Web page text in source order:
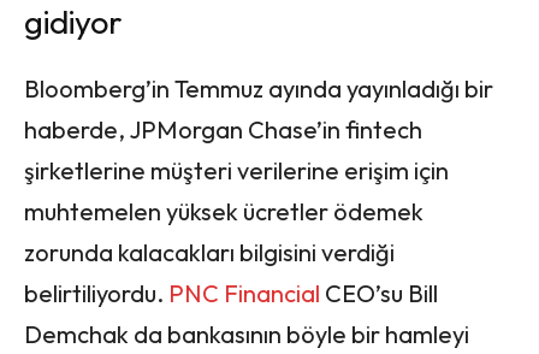
gidiyor
Bloomberg’in Temmuz ayında yayınladığı bir
haberde, JPMorgan Chase’in fintech
şirketlerine müşteri verilerine erişim için
muhtemelen yüksek ücretler ödemek
zorunda kalacakları bilgisini verdiği
belirtiliyordu. PNC Financial CEO’su Bill
Demchak da bankasının böyle bir hamleyi